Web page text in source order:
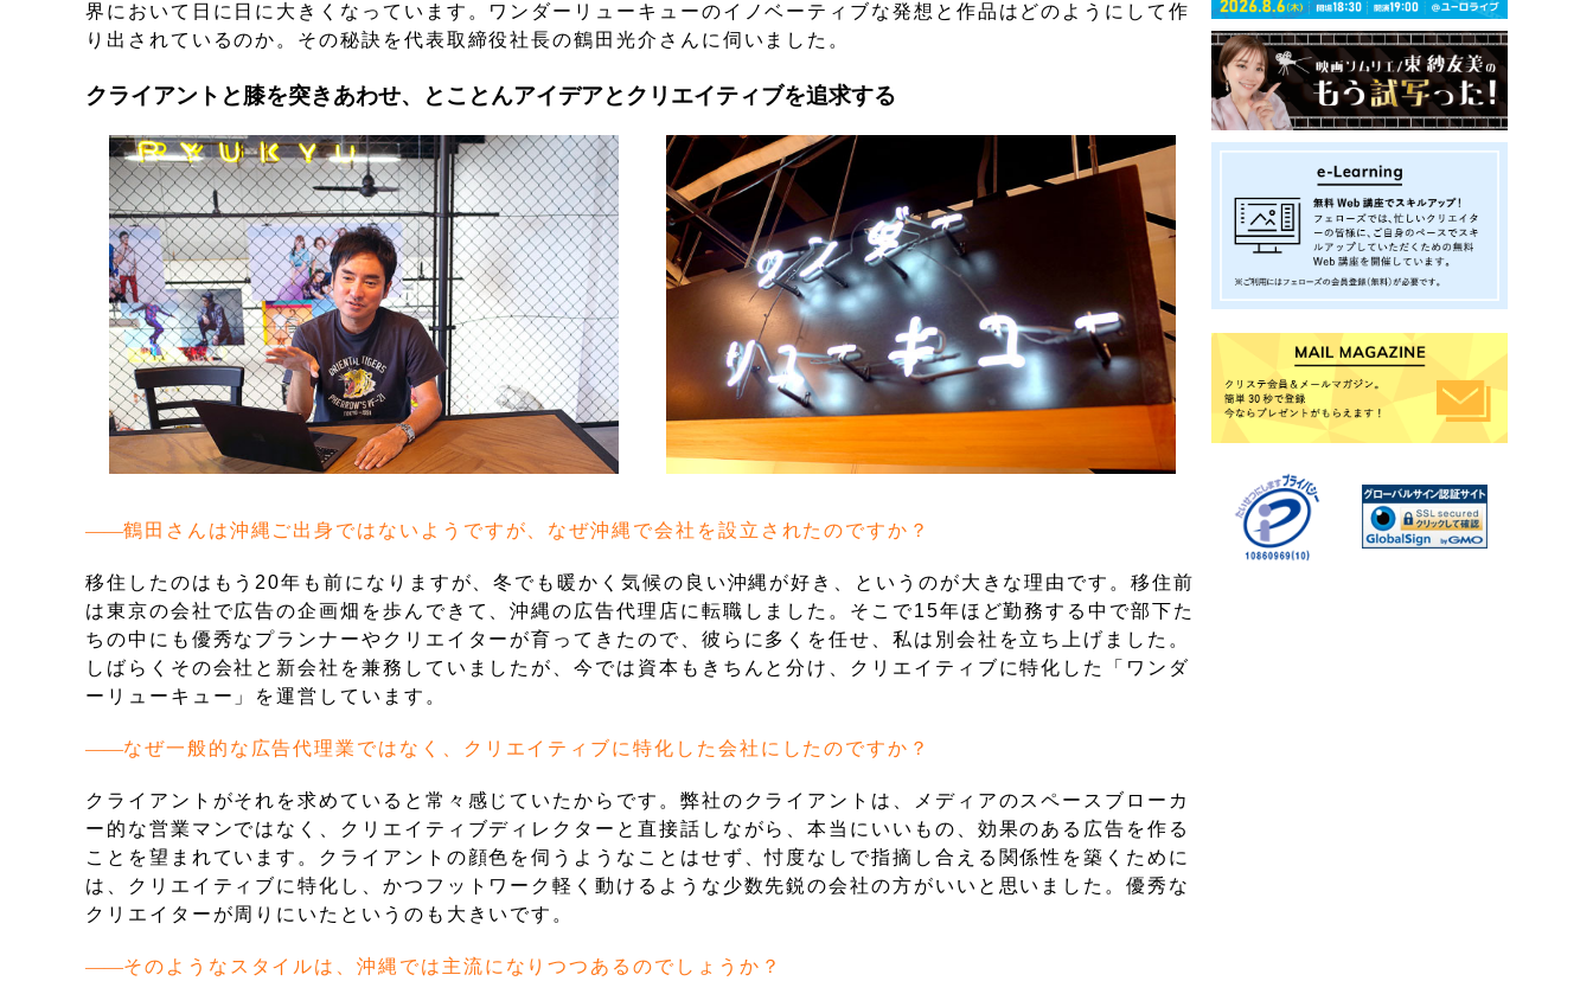
界において日に日に大きくなっています。ワンダーリューキューのイノベーティブな発想と作品はどのようにして作
り出されているのか。その秘訣を代表取締役社長の鶴田光介さんに伺いました。
クライアントと膝を突きあわせ、とことんアイデアとクリエイティブを追求する
鶴田さんは沖縄ご出身ではないようですが、なぜ沖縄で会社を設立されたのですか？
移住したのはもう20年も前になりますが、冬でも暖かく気候の良い沖縄が好き、というのが大きな理由です。移住前
は東京の会社で広告の企画畑を歩んできて、沖縄の広告代理店に転職しました。そこで15年ほど勤務する中で部下た
ちの中にも優秀なプランナーやクリエイターが育ってきたので、彼らに多くを任せ、私は別会社を立ち上げました。
しばらくその会社と新会社を兼務していましたが、今では資本もきちんと分け、クリエイティブに特化した「ワンダ
ーリューキュー」を運営しています。
なぜ一般的な広告代理業ではなく、クリエイティブに特化した会社にしたのですか？
クライアントがそれを求めていると常々感じていたからです。弊社のクライアントは、メディアのスペースブローカ
ー的な営業マンではなく、クリエイティブディレクターと直接話しながら、本当にいいもの、効果のある広告を作る
ことを望まれています。クライアントの顔色を伺うようなことはせず、忖度なしで指摘し合える関係性を築くために
は、クリエイティブに特化し、かつフットワーク軽く動けるような少数先鋭の会社の方がいいと思いました。優秀な
クリエイターが周りにいたというのも大きいです。
そのようなスタイルは、沖縄では主流になりつつあるのでしょうか？